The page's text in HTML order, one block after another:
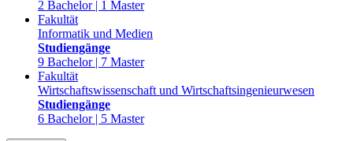
2 Bachelor | 1 Master
Fakultät
Informatik und Medien
Studiengänge
9 Bachelor | 7 Master
Fakultät
Wirtschaftswissenschaft und Wirtschaftsingenieurwesen
Studiengänge
6 Bachelor | 5 Master